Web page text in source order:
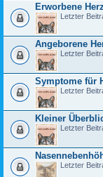
Erworbene
Letzter
Angeborene
Letzter
Symptome für
Letzter
Kleiner
Letzter
Letzter